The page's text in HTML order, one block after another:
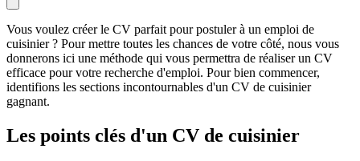
Vous voulez créer le CV parfait pour postuler à un emploi de
cuisinier ? Pour mettre toutes les chances de votre côté, nous vous
donnerons ici une méthode qui vous permettra de réaliser un CV
efficace pour votre recherche d'emploi. Pour bien commencer,
identifions les sections incontournables d'un CV de cuisinier
gagnant.
Les points clés d'un CV de cuisinier